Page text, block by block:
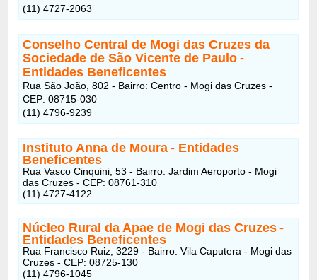
(11) 4727-2063
Conselho Central de Mogi das Cruzes da
Sociedade de São Vicente de Paulo -
Entidades Beneficentes
Rua São João, 802 - Bairro: Centro - Mogi das Cruzes -
CEP: 08715-030
(11) 4796-9239
Instituto Anna de Moura - Entidades
Beneficentes
Rua Vasco Cinquini, 53 - Bairro: Jardim Aeroporto - Mogi
das Cruzes - CEP: 08761-310
(11) 4727-4122
Núcleo Rural da Apae de Mogi das Cruzes -
Entidades Beneficentes
Rua Francisco Ruiz, 3229 - Bairro: Vila Caputera - Mogi das
Cruzes - CEP: 08725-130
(11) 4796-1045